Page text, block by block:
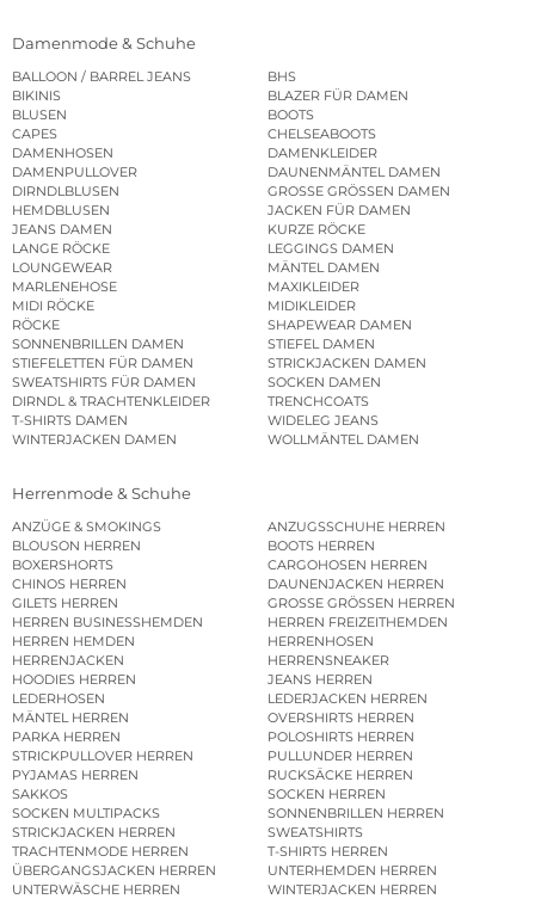
Damenmode & Schuhe
BALLOON / BARREL JEANS
BHS
BIKINIS
BLAZER FÜR DAMEN
BLUSEN
BOOTS
CAPES
CHELSEABOOTS
DAMENHOSEN
DAMENKLEIDER
DAMENPULLOVER
DAUNENMÄNTEL DAMEN
DIRNDLBLUSEN
GROSSE GRÖSSEN DAMEN
HEMDBLUSEN
JACKEN FÜR DAMEN
JEANS DAMEN
KURZE RÖCKE
LANGE RÖCKE
LEGGINGS DAMEN
LOUNGEWEAR
MÄNTEL DAMEN
MARLENEHOSE
MAXIKLEIDER
MIDI RÖCKE
MIDIKLEIDER
RÖCKE
SHAPEWEAR DAMEN
SONNENBRILLEN DAMEN
STIEFEL DAMEN
STIEFELETTEN FÜR DAMEN
STRICKJACKEN DAMEN
SWEATSHIRTS FÜR DAMEN
SOCKEN DAMEN
DIRNDL & TRACHTENKLEIDER
TRENCHCOATS
T-SHIRTS DAMEN
WIDELEG JEANS
WINTERJACKEN DAMEN
WOLLMÄNTEL DAMEN
Herrenmode & Schuhe
ANZÜGE & SMOKINGS
ANZUGSSCHUHE HERREN
BLOUSON HERREN
BOOTS HERREN
BOXERSHORTS
CARGOHOSEN HERREN
CHINOS HERREN
DAUNENJACKEN HERREN
GILETS HERREN
GROSSE GRÖSSEN HERREN
HERREN BUSINESSHEMDEN
HERREN FREIZEITHEMDEN
HERREN HEMDEN
HERRENHOSEN
HERRENJACKEN
HERRENSNEAKER
HOODIES HERREN
JEANS HERREN
LEDERHOSEN
LEDERJACKEN HERREN
MÄNTEL HERREN
OVERSHIRTS HERREN
PARKA HERREN
POLOSHIRTS HERREN
STRICKPULLOVER HERREN
PULLUNDER HERREN
PYJAMAS HERREN
RUCKSÄCKE HERREN
SAKKOS
SOCKEN HERREN
SOCKEN MULTIPACKS
SONNENBRILLEN HERREN
STRICKJACKEN HERREN
SWEATSHIRTS
TRACHTENMODE HERREN
T-SHIRTS HERREN
ÜBERGANGSJACKEN HERREN
UNTERHEMDEN HERREN
UNTERWÄSCHE HERREN
WINTERJACKEN HERREN